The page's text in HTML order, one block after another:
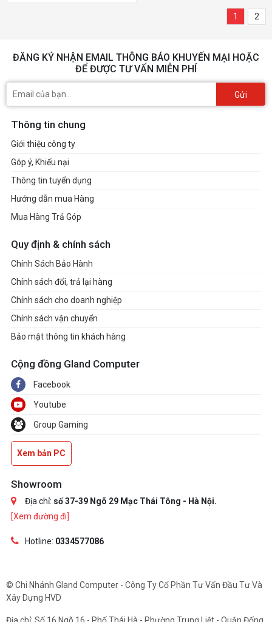
1 2
ĐĂNG KÝ NHẬN EMAIL THÔNG BÁO KHUYẾN MẠI HOẶC
ĐỂ ĐƯỢC TƯ VẤN MIỄN PHÍ
Gửi
Thông tin chung
Giới thiệu công ty
Góp ý, Khiếu nại
Thông tin tuyển dụng
Hướng dẫn mua Hàng
Mua Hàng Trả Góp
Quy định & chính sách
Chính Sách Bảo Hành
Chính sách đổi, trả lại hàng
Chính sách cho doanh nghiệp
Chính sách vận chuyển
Bảo mật thông tin khách hàng
Cộng đồng Gland Computer
Facebook
Youtube
Group Gaming
Xem bản PC
Showroom
Địa chỉ: số 37-39 Ngõ 29 Mạc Thái Tông - Hà Nội.
[Xem đường đi]
Hotline: 0334577086
© Chi Nhánh Gland Computer - Công Ty Cổ Phần Tư Vấn Đầu Tư Và
Xây Dựng HVD
Địa chỉ: Số 16 Ngõ 16 - Phố Thái Hà - Phường Trung Liệt - Quận Đống